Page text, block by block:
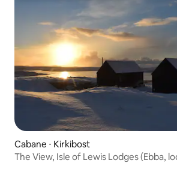
Cabane ⋅ Kirkibost
The View, Isle of Lewis Lodges (Ebba,